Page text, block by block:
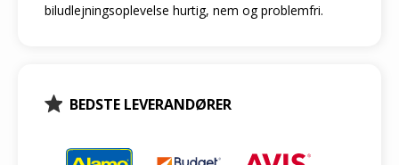
biludlejningsoplevelse hurtig, nem og problemfri.
BEDSTE LEVERANDØRER